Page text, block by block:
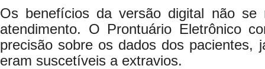
Os benefícios da versão digital não se
atendimento. O Prontuário Eletrônico
precisão sobre os dados dos pacientes,
eram suscetíveis a extravios.